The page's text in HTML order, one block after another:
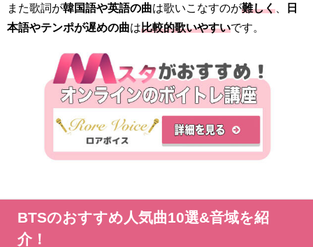
また歌詞が韓国語や英語の曲は歌いこなすのが難しく
日
本語やテンポが遅めの曲は比較的歌いやすいです。
BTSのおすすめ人気曲10選&音域を紹
介！